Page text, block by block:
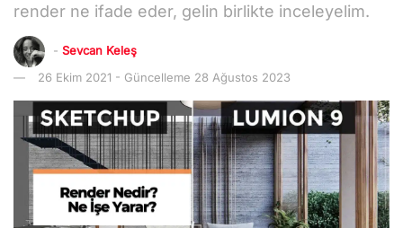
render ne ifade eder, gelin birlikte inceleyelim.
- Sevcan Keleş
26 Ekim 2021 - Güncelleme 28 Ağustos 2023